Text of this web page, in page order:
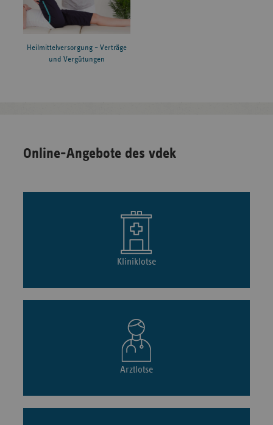
Heilmittelversorgung – Verträge
und Vergütungen
Online-Angebote des vdek
Kliniklotse
Arztlotse